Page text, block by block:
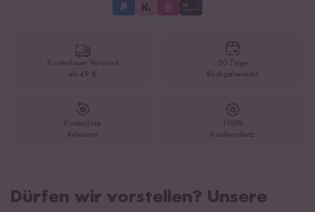
Kostenloser Versand
ab 49 €
30 Tage
Rückgaberecht
Kostenlose
Retouren
100%
Käuferschutz
Dürfen wir vorstellen? Unsere